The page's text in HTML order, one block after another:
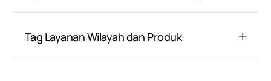
Tag Layanan Wilayah dan Produk